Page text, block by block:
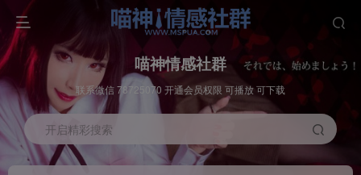
喵神情感社群
联系微信 78725070 开通会员权限 可播放 可下载
开启精彩搜索